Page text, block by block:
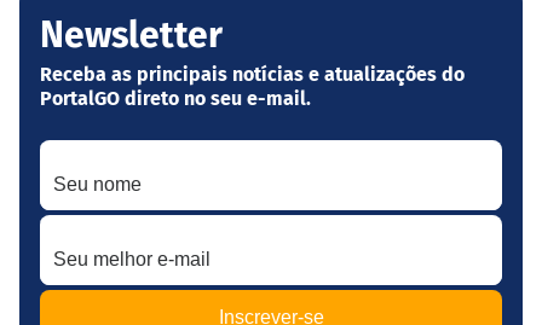
Newsletter
Receba as principais notícias e atualizações do
PortalGO direto no seu e-mail.
Seu nome
Seu melhor e-mail